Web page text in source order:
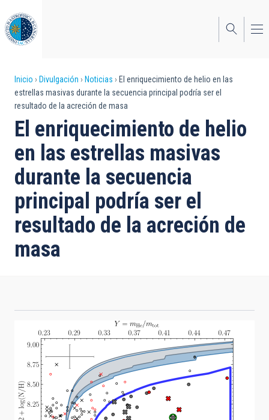
al
contenido
principal
Sobrescribir
enlaces
de
ayuda
a
la
navegación
Inicio Divulgación Noticias
El enriquecimiento de helio en las
estrellas masivas durante la secuencia principal podría ser el
resultado de la acreción de masa
El enriquecimiento de helio
en las estrellas masivas
durante la secuencia
principal podría ser el
resultado de la acreción de
masa